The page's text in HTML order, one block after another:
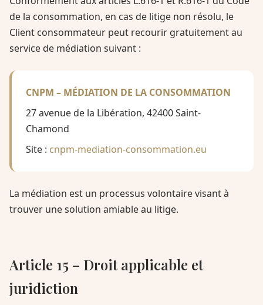
de la consommation, en cas de litige non résolu, le
Client consommateur peut recourir gratuitement au
service de médiation suivant :
CNPM – MÉDIATION DE LA CONSOMMATION
27 avenue de la Libération, 42400 Saint-
Chamond
Site : cnpm-mediation-consommation.eu
La médiation est un processus volontaire visant à
trouver une solution amiable au litige.
Article 15 – Droit applicable et
juridiction